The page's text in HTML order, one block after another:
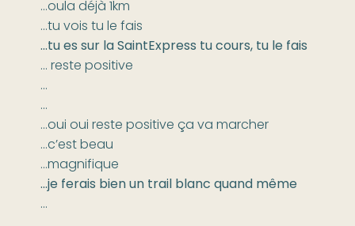
…oula déjà 1km
…tu vois tu le fais
…tu es sur la SaintExpress tu cours, tu le fais
… reste positive
…
…
…oui oui reste positive ça va marcher
…c’est beau
…magnifique
…je ferais bien un trail blanc quand même
…